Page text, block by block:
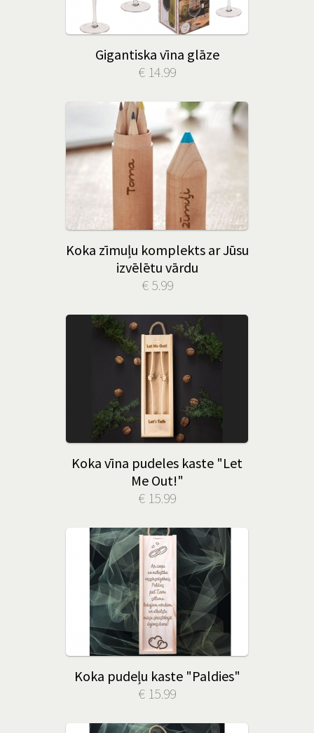
Gigantiska vīna glāze
€ 14.99
Koka zīmuļu komplekts ar Jūsu
izvēlētu vārdu
€ 5.99
Koka vīna pudeles kaste "Let
Me Out!"
€ 15.99
Koka pudeļu kaste "Paldies"
€ 15.99